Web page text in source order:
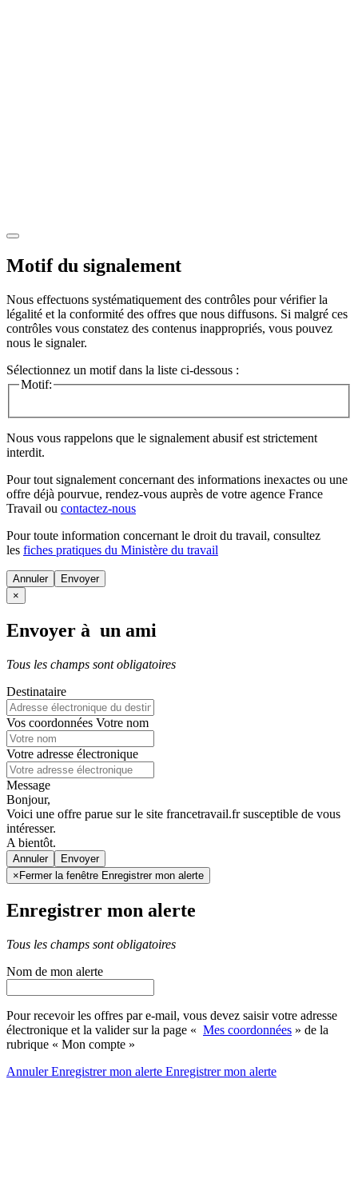
Motif du signalement
Nous effectuons systématiquement des contrôles pour vérifier la
légalité et la conformité des offres que nous diffusons. Si malgré ces
contrôles vous constatez des contenus inappropriés, vous pouvez
nous le signaler.
Sélectionnez un motif dans la liste ci-dessous :
Motif:
Nous vous rappelons que le signalement abusif est strictement
interdit.
Pour tout signalement concernant des informations inexactes ou une
offre déjà pourvue, rendez-vous auprès de votre agence France
Travail ou contactez-nous
Pour toute information concernant le droit du travail, consultez
les fiches pratiques du Ministère du travail
Annuler
×
Envoyer à un ami
Tous les champs sont obligatoires
Destinataire
Vos coordonnées Votre nom
Votre adresse électronique
Message
Bonjour,
Voici une offre parue sur le site francetravail.fr susceptible de vous
intéresser.
A bientôt.
Annuler
× Fermer la fenêtre Enregistrer mon alerte
Enregistrer mon alerte
Tous les champs sont obligatoires
Nom de mon alerte
Pour recevoir les offres par e-mail, vous devez saisir votre adresse
électronique et la valider sur la page « Mes coordonnées » de la
rubrique « Mon compte »
AnnulerEnregistrer mon alerte Enregistrermon alerte